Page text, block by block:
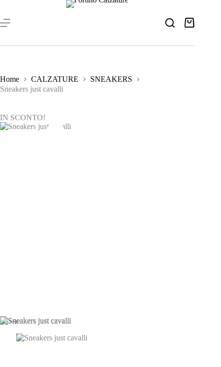
contenuto
Carrello
Home CALZATURE
SNEAKERS
Sneakers just cavalli
IN SCONTO!